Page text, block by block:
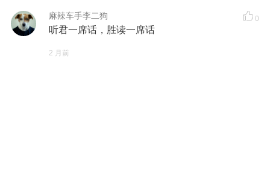
麻辣车手李二狗 0
听君一席话，胜读一席话
2 月前